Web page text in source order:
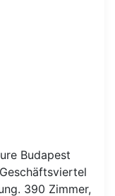
Budapest
390 Zimmer,